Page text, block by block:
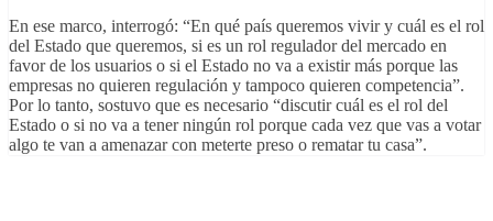
En ese marco, interrogó: “En qué país queremos vivir y cuál es el rol
del Estado que queremos, si es un rol regulador del mercado en
favor de los usuarios o si el Estado no va a existir más porque las
empresas no quieren regulación y tampoco quieren competencia”.
Por lo tanto, sostuvo que es necesario “discutir cuál es el rol del
Estado o si no va a tener ningún rol porque cada vez que vas a votar
algo te van a amenazar con meterte preso o rematar tu casa”.